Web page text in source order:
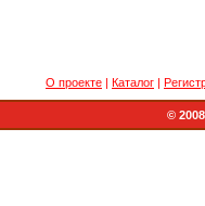
О проекте Каталог
©